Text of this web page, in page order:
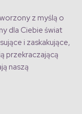
z myślą o
dla Ciebie świat
i zaskakujące,
przekraczającą
naszą